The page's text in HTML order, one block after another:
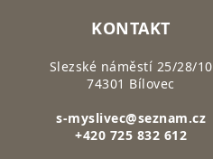
KONTAKT
Slezské náměstí 25/28/10
74301 Bílovec
s-myslivec@seznam.cz
+420 725 832 612